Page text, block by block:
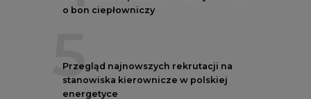
o bon ciepłowniczy
5
Przegląd najnowszych rekrutacji na
stanowiska kierownicze w polskiej
energetyce